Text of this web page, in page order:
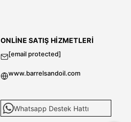
ONLINE SATIŞ HIZMETLERI
[email protected]
www.barrelsandoil.com
Whatsapp Destek Hattı